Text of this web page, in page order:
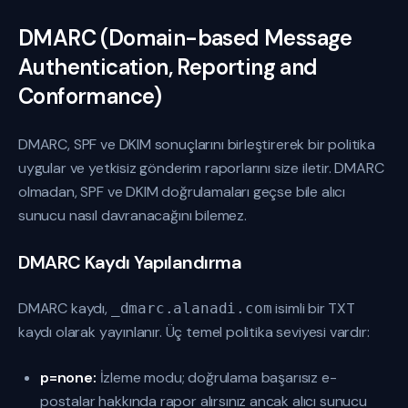
DMARC (Domain-based Message
Authentication, Reporting and
Conformance)
DMARC, SPF ve DKIM sonuçlarını birleştirerek bir politika
uygular ve yetkisiz gönderim raporlarını size iletir. DMARC
olmadan, SPF ve DKIM doğrulamaları geçse bile alıcı
sunucu nasıl davranacağını bilemez.
DMARC Kaydı Yapılandırma
DMARC kaydı, _dmarc.alanadi.com isimli bir TXT
kaydı olarak yayınlanır. Üç temel politika seviyesi vardır:
p=none: İzleme modu; doğrulama başarısız e-
postalar hakkında rapor alırsınız ancak alıcı sunucu